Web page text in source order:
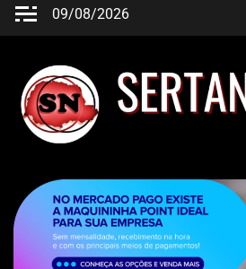
09/08/2026